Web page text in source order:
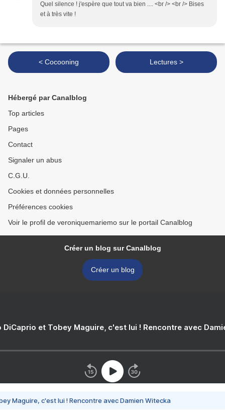
Quel silence ! j'espère que tout va bien .... <br /> <br /> Bises
et à très vite !
< Cocooning Lectures >
Hébergé par Canalblog
Top articles
Pages
Contact
Signaler un abus
C.G.U.
Cookies et données personnelles
Préférences cookies
Voir le profil de veroniquemariemo sur le portail Canalblog
Créer un blog sur Canalblog
Créer un blog
DiCaprio et Tobey Maguire, c'est lui ! Rencontre avec
Maguire, c'est lui ! Rencontre avec Damien Witecka